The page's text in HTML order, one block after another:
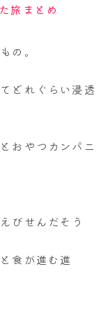
旅まとめ
の。
どれぐらい浸透
とおやつカンパニ
びせんだそう
食が進む進